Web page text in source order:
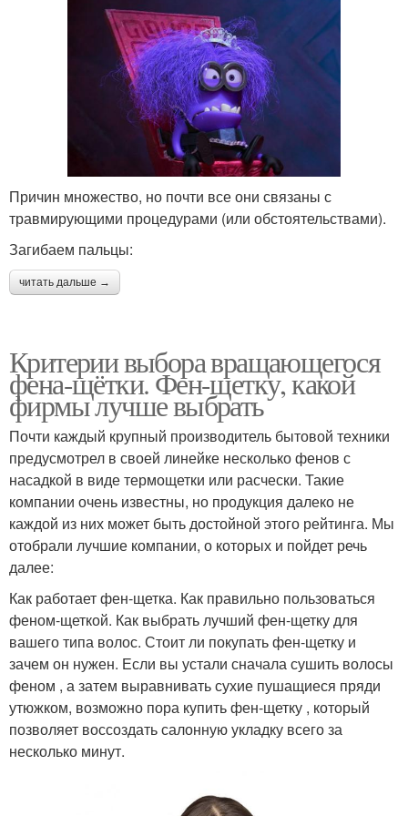
Причин множество, но почти все они связаны с
травмирующими процедурами (или обстоятельствами).
Загибаем пальцы:
читать дальше →
Критерии выбора вращающегося
фена-щётки. Фен-щетку, какой
фирмы лучше выбрать
Почти каждый крупный производитель бытовой техники
предусмотрел в своей линейке несколько фенов с
насадкой в виде термощетки или расчески. Такие
компании очень известны, но продукция далеко не
каждой из них может быть достойной этого рейтинга. Мы
отобрали лучшие компании, о которых и пойдет речь
далее:
Как работает фен-щетка. Как правильно пользоваться
феном-щеткой. Как выбрать лучший фен-щетку для
вашего типа волос. Стоит ли покупать фен-щетку и
зачем он нужен. Если вы устали сначала сушить волосы
феном , а затем выравнивать сухие пушащиеся пряди
утюжком, возможно пора купить фен-щетку , который
позволяет воссоздать салонную укладку всего за
несколько минут.